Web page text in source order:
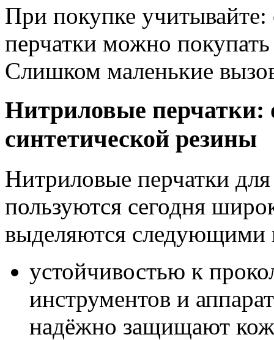
При покупке
перчатки можно
Слишком маленькие
Нитриловые перчатки:
синтетической резины
Нитриловые перчатки
пользуются сегодня
выделяются
устойчивостью к
инструментов и
надёжно защищают